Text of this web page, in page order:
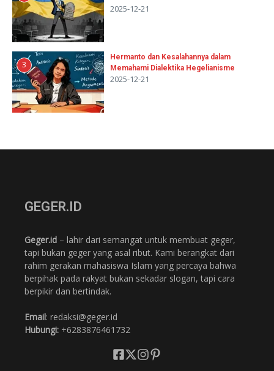
2025-12-21
3
Hermanto dan Kesalahannya dalam
Memahami Dialektika Hegelianisme
2025-12-21
GEGER.ID
Geger.id – lahir dari semangat untuk membuat geger,
tapi bukan geger yang asal ribut. Kami berangkat dari
rahim gerakan mahasiswa Islam yang percaya bahwa
berpihak pada rakyat bukan sekadar slogan, tapi cara
berpikir dan bertindak.
Email: redaksi@geger.id
Hubungi: +6283876461732